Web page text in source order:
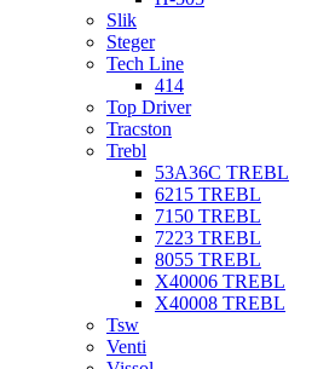
Slik
Steger
Tech Line
414
Top Driver
Tracston
Trebl
53A36C TREBL
6215 TREBL
7150 TREBL
7223 TREBL
8055 TREBL
X40006 TREBL
X40008 TREBL
Tsw
Venti